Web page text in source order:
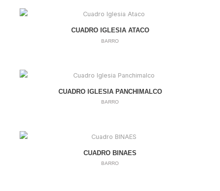
CUADRO IGLESIA ATACO
BARRO
CUADRO IGLESIA PANCHIMALCO
BARRO
CUADRO BINAES
BARRO